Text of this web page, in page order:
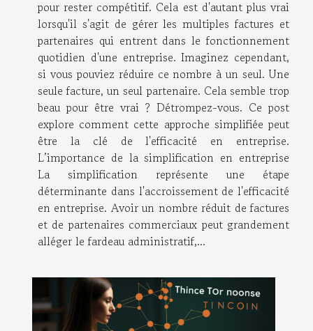
pour rester compétitif. Cela est d'autant plus vrai
lorsqu'il s'agit de gérer les multiples factures et
partenaires qui entrent dans le fonctionnement
quotidien d'une entreprise. Imaginez cependant,
si vous pouviez réduire ce nombre à un seul. Une
seule facture, un seul partenaire. Cela semble trop
beau pour être vrai ? Détrompez-vous. Ce post
explore comment cette approche simplifiée peut
être la clé de l'efficacité en entreprise.
L’importance de la simplification en entreprise
La simplification représente une étape
déterminante dans l'accroissement de l'efficacité
en entreprise. Avoir un nombre réduit de factures
et de partenaires commerciaux peut grandement
alléger le fardeau administratif,...